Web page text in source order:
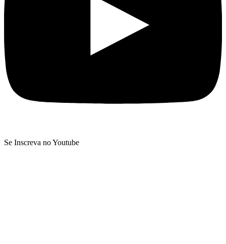
Se Inscreva no Youtube